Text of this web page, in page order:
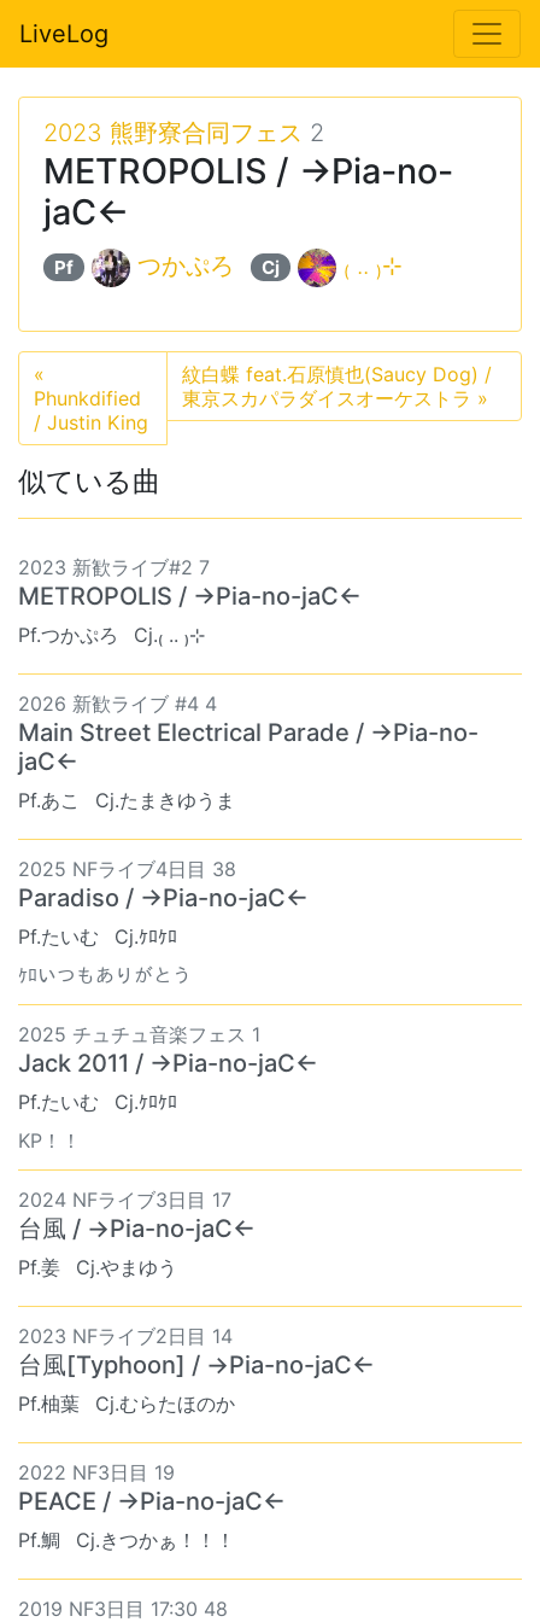
LiveLog
2023 熊野寮合同フェス 2
METROPOLIS / →Pia-no-
jaC←
Pf つかぷろ Cj ₍ .. ₎⊹
«
Phunkdified
/ Justin King
紋白蝶 feat.石原慎也(Saucy Dog) /
東京スカパラダイスオーケストラ »
似ている曲
2023 新歓ライブ#2 7
METROPOLIS / →Pia-no-jaC←
Pf.つかぷろ Cj.₍ .. ₎⊹
2026 新歓ライブ #4 4
Main Street Electrical Parade / →Pia-no-
jaC←
Pf.あこ Cj.たまきゆうま
2025 NFライブ4日目 38
Paradiso / →Pia-no-jaC←
Pf.たいむ
Cj.ｹﾛｹﾛ
ｹﾛいつもありがとう
2025 チュチュ音楽フェス 1
Jack 2011 / →Pia-no-jaC←
Pf.たいむ
Cj.ｹﾛｹﾛ
KP！！
2024 NFライブ3日目 17
台風 / →Pia-no-jaC←
Pf.姜 Cj.やまゆう
2023 NFライブ2日目 14
台風[Typhoon] / →Pia-no-jaC←
Pf.柚葉 Cj.むらたほのか
2022 NF3日目 19
PEACE / →Pia-no-jaC←
Pf.鯛 Cj.きつかぁ！！！
2019 NF3日目 17:30 48